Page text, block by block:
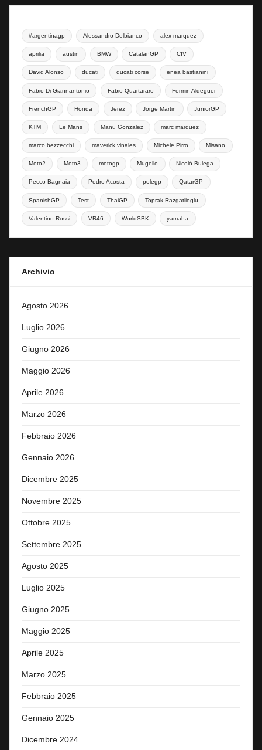
#argentinagp Alessandro Delbianco alex marquez
aprilia austin BMW CatalanGP CIV
David Alonso ducati ducati corse enea bastianini
Fabio Di Giannantonio Fabio Quartararo Fermin Aldeguer
FrenchGP Honda Jerez Jorge Martin JuniorGP
KTM Le Mans Manu Gonzalez marc marquez
marco bezzecchi maverick vinales Michele Pirro Misano
Moto2 Moto3 motogp Mugello Nicolò Bulega
Pecco Bagnaia Pedro Acosta polegp QatarGP
SpanishGP Test ThaiGP Toprak Razgatlioglu
Valentino Rossi VR46 WorldSBK yamaha
Archivio
Agosto 2026
Luglio 2026
Giugno 2026
Maggio 2026
Aprile 2026
Marzo 2026
Febbraio 2026
Gennaio 2026
Dicembre 2025
Novembre 2025
Ottobre 2025
Settembre 2025
Agosto 2025
Luglio 2025
Giugno 2025
Maggio 2025
Aprile 2025
Marzo 2025
Febbraio 2025
Gennaio 2025
Dicembre 2024